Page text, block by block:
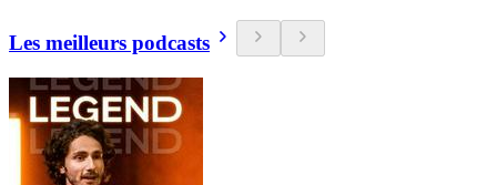
Les meilleurs podcasts